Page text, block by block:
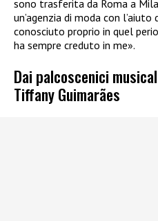
sono trasferita da Roma a
un’agenzia di moda con
conosciuto proprio in quel
ha sempre creduto in me».
Dai palcoscenici
Tiffany Guimarães